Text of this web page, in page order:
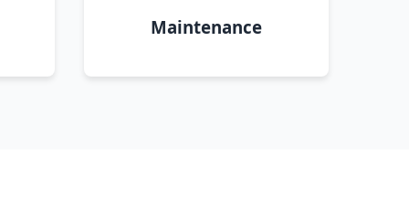
Maintenance